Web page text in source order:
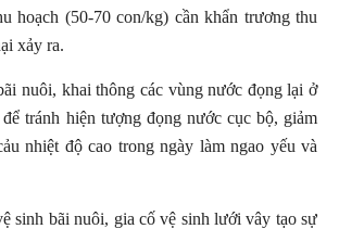
hoạch (50-70 con/kg) cần khẩn trương thu
xảy ra.
nuôi, khai thông các vùng nước đọng lại ở
tránh hiện tượng đọng nước cục bộ, giảm
nhiệt độ cao trong ngày làm ngao yếu và
sinh bãi nuôi, gia cố vệ sinh lưới vây tạo sự